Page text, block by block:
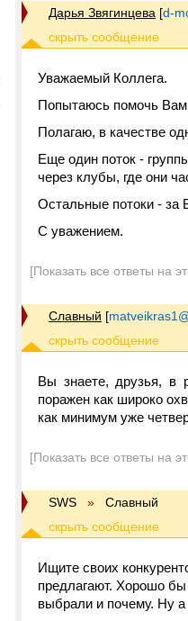
Дарья Звягинцева [d-
Уважаемый Коллега.
Попытаюсь помочь
Полагаю, в качестве
Еще один поток -
через клубы, где они
Остальные потоки - за
С уважением.
[Показать все ответы на
Славный [
Вы знаете, друзья, в
поражен как широко
как минимум уже
[Показать все ответы на
SWS » Славный
Ищите своих
предлагают. Хорошо
выбрали и почему. Ну а